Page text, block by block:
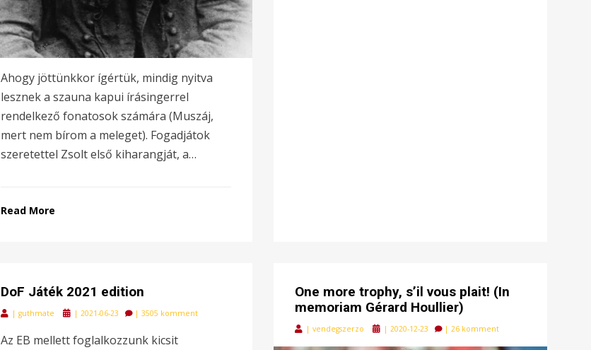
Ahogy jöttünkkor ígértük, mindig nyitva
lesznek a szauna kapui írásingerrel
rendelkező fonatosok számára (Muszáj,
mert nem bírom a meleget). Fogadjátok
szeretettel Zsolt első kiharangját, a…
Read More
DoF Játék 2021 edition
| guthmate
Posted
| 2021-06-23 | 3505 komment
Az EB mellett foglalkozzunk kicsit
One more trophy, s’il vous plait! (In
memoriam Gérard Houllier)
|vendegszerzo
Posted
| 2020-12-23 | 26 komment